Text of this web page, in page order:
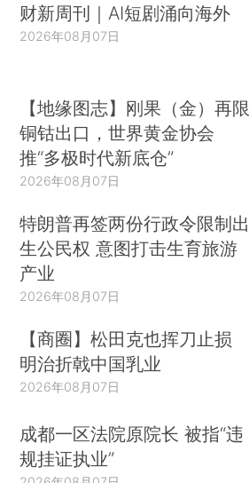
财新周刊｜AI短剧涌向海外
2026年08月07日
【地缘图志】刚果（金）再限
铜钴出口，世界黄金协会
推“多极时代新底仓”
2026年08月07日
特朗普再签两份行政令限制出
生公民权 意图打击生育旅游
产业
2026年08月07日
【商圈】松田克也挥刀止损
明治折戟中国乳业
2026年08月07日
成都一区法院原院长 被指“违
规挂证执业”